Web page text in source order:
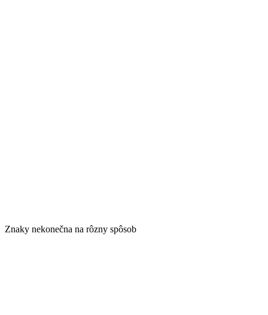
Znaky nekonečna na rôzny spôsob